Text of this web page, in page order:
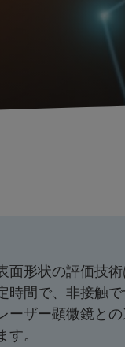
面形状の評価技
時間で、非接触
ーザー顕微鏡と
ます。